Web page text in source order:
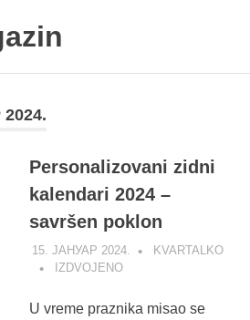
Personalizovani zidni
kalendari 2024 –
savršen poklon
15. ЈАНУАР 2024.
KVARTALKO
IZDVOJENO
U vreme praznika misao se